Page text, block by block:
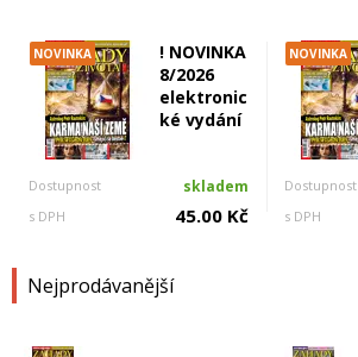
NOVINKA
! NOVINKA
8/2026
elektronic
ké vydání
Dostupnost skladem
s DPH 45.00 Kč
NOVINKA
Dostupnost
s DPH
Nejprodávanější